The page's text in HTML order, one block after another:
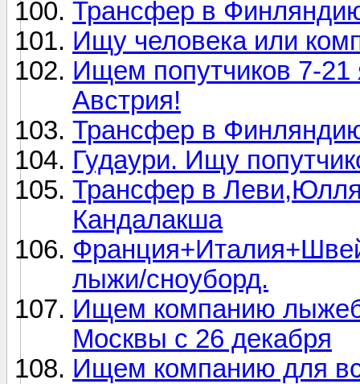
Трансфер в
Ищу человека или
Ищем попутчиков 7-
Австрия!
Трансфер в
Гудаури. Ищу
Трансфер в
Кандалакша
лыжи/сноуборд.
Ищем компанию
Москвы с 26 декабря
Ищем компанию для